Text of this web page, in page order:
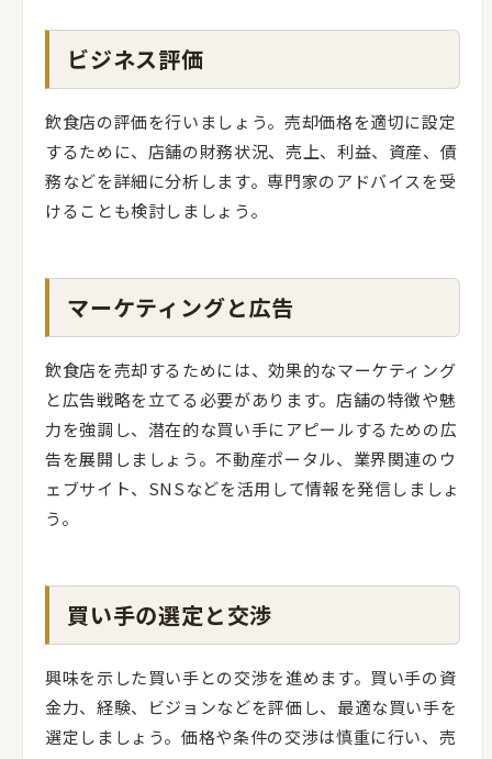
ビジネス評価
飲食店の評価を行いましょう。売却価格を適切に設定
するために、店舗の財務状況、売上、利益、資産、債
務などを詳細に分析します。専門家のアドバイスを受
けることも検討しましょう。
マーケティングと広告
飲食店を売却するためには、効果的なマーケティング
と広告戦略を立てる必要があります。店舗の特徴や魅
力を強調し、潜在的な買い手にアピールするための広
告を展開しましょう。不動産ポータル、業界関連のウ
ェブサイト、SNSなどを活用して情報を発信しましょ
う。
買い手の選定と交渉
興味を示した買い手との交渉を進めます。買い手の資
金力、経験、ビジョンなどを評価し、最適な買い手を
選定しましょう。価格や条件の交渉は慎重に行い、売